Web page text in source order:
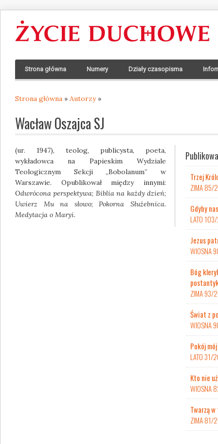
Strona główna Numery Działy czasopisma
Jesteś tutaj
Strona główna » Autorzy»
Wacław Oszajca SJ
(ur. 1947), teolog, publicysta, poeta,
wykładowca na Papieskim Wydziale
Teologicznym Sekcji „Bobolanum” w
Warszawie. Opublikował między innymi:
Odwrócona perspektywa; Biblia na każdy dzień;
Uwierz Mu na słowo;Pokorna Służebnica.
Medytacja o Maryi.
Trzej
ZIMA 85/
Gdyby
LATO
Jezus
WIOSNA
Bóg
ZIMA 93/
Świat z
WIOSNA
Pokój
LATO 31/
Kto nie
WIOSNA
Twarzą
ZIMA 81/